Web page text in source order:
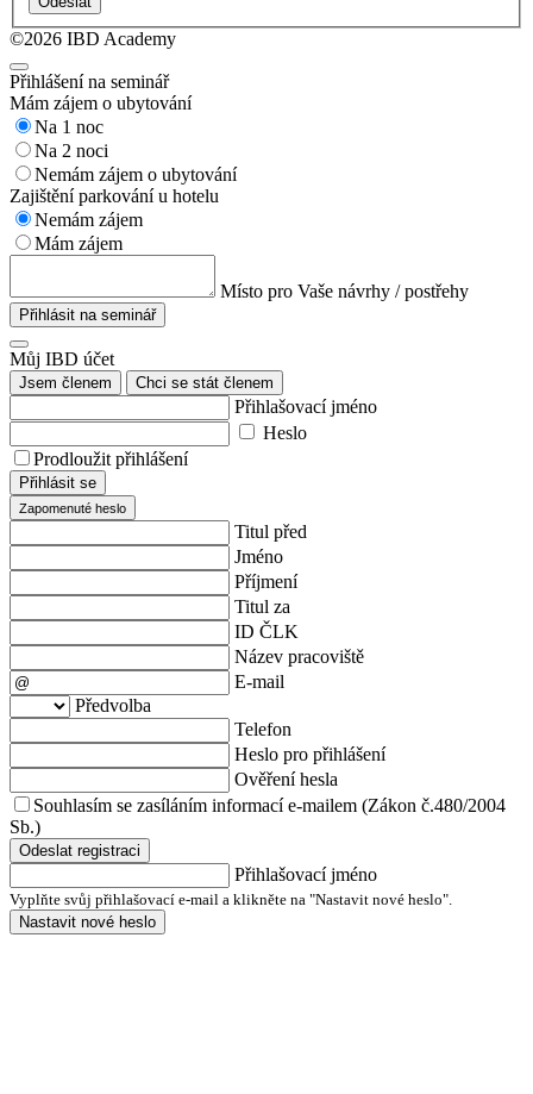
©2026 IBD Academy
Přihlášení na seminář
Mám zájem o ubytování
Na 1 noc
Na 2 noci
Nemám zájem o ubytování
Zajištění parkování u hotelu
Nemám zájem
Mám zájem
Místo pro Vaše návrhy / postřehy
Přihlásit na seminář
Můj IBD účet
Jsem členem Chci se stát členem
Přihlašovací jméno
Heslo
Prodloužit přihlášení
Přihlásit se
Zapomenuté heslo
Titul před
Jméno
Příjmení
Titul za
ID ČLK
Název pracoviště
E-mail
Předvolba
Telefon
Heslo pro přihlášení
Ověření hesla
Souhlasím se zasíláním informací e-mailem (Zákon č.480/2004
Sb.)
Odeslat registraci
Přihlašovací jméno
Vyplňte svůj přihlašovací e-mail a klikněte na "Nastavit nové heslo".
Nastavit nové heslo